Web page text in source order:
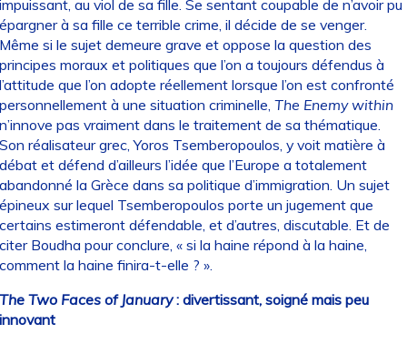
au viol de sa fille. Se sentant coupable de n’avoir pu
à sa fille ce terrible crime, il décide de se venger.
si le sujet demeure grave et oppose la question des
moraux et politiques que l’on a toujours défendus à
que l’on adopte réellement lorsque l’on est confronté
à une situation criminelle, The Enemy within
pas vraiment dans le traitement de sa thématique.
réalisateur grec, Yoros Tsemberopoulos, y voit matière à
et défend d’ailleurs l’idée que l’Europe a totalement
la Grèce dans sa politique d’immigration. Un sujet
sur lequel Tsemberopoulos porte un jugement que
estimeront défendable, et d’autres, discutable. Et de
Boudha pour conclure, « si la haine répond à la haine,
la haine finira-t-elle ? ».
Two Faces of January: divertissant, soigné mais peu